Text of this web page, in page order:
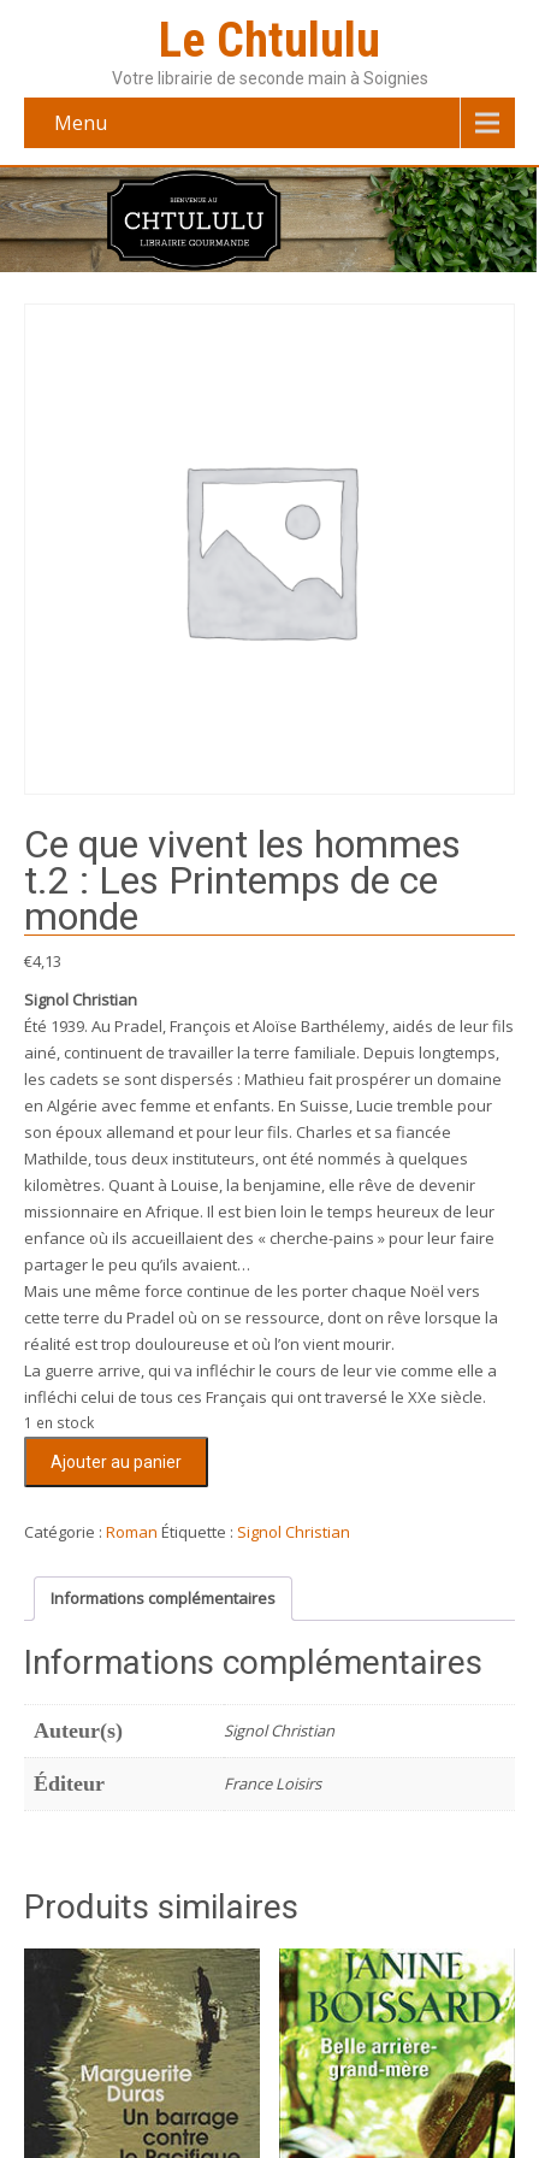
Le Chtululu
Votre librairie de seconde main à Soignies
Menu
Ce que vivent les hommes
t.2 : Les Printemps de ce
monde
€4,13
Signol Christian
Été 1939. Au Pradel, François et Aloïse Barthélemy, aidés de leur fils
ainé, continuent de travailler la terre familiale. Depuis longtemps,
les cadets se sont dispersés : Mathieu fait prospérer un domaine
en Algérie avec femme et enfants. En Suisse, Lucie tremble pour
son époux allemand et pour leur fils. Charles et sa fiancée
Mathilde, tous deux instituteurs, ont été nommés à quelques
kilomètres. Quant à Louise, la benjamine, elle rêve de devenir
missionnaire en Afrique. Il est bien loin le temps heureux de leur
enfance où ils accueillaient des « cherche-pains » pour leur faire
partager le peu qu’ils avaient…
Mais une même force continue de les porter chaque Noël vers
cette terre du Pradel où on se ressource, dont on rêve lorsque la
réalité est trop douloureuse et où l’on vient mourir.
La guerre arrive, qui va infléchir le cours de leur vie comme elle a
infléchi celui de tous ces Français qui ont traversé le XXe siècle.
1 en stock
que
les
hommes
de
monde
Ajouter au panier
Catégorie : Roman Étiquette : Signol Christian
Informations complémentaires
Informations complémentaires
Auteur(s) Signol Christian
Éditeur France Loisirs
Produits similaires